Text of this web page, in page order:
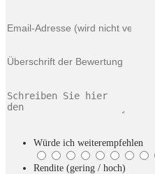
Würde ich weiterempfehlen
Rendite (gering / hoch)